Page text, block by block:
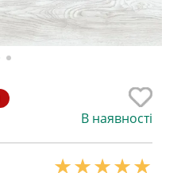
В наявності